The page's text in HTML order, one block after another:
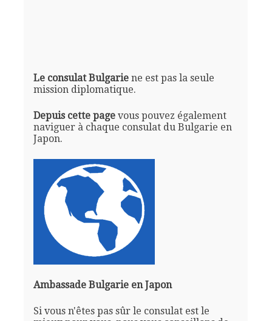
Le consulat Bulgariene est pas la seule
mission diplomatique.
Depuis cette pagevous pouvez également
naviguer à chaque consulat du Bulgarie en
Japon.
Ambassade Bulgarie en Japon
Si vous n'êtes pas sûr le consulat est le